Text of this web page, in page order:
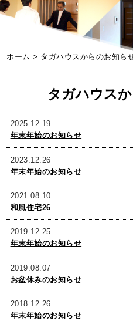
ホーム > タガハウスからのお知ら
2025.12.19
年末年始のお知らせ
2023.12.26
年末年始のお知らせ
2021.08.10
和風住宅26
2019.12.25
年末年始のお知らせ
2019.08.07
お盆休みのお知らせ
2018.12.26
年末年始のお知らせ